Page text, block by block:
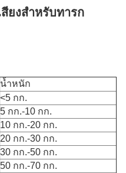
สียงสำหรับทารก
น้ำหนัก
<5 กก.
5 กก.-10 กก.
10 กก.-20 กก.
20 กก.-30 กก.
30 กก.-50 กก.
50 กก.-70 กก.